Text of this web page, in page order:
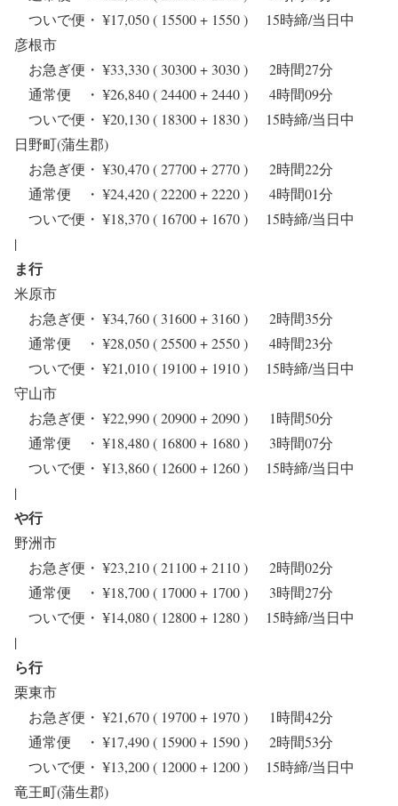
ついで便・ ¥17,050 ( 15500 + 1550 ) 15時締/当日中
彦根市
お急ぎ便・ ¥33,330 ( 30300 + 3030 ) 2時間27分
通常便 ・ ¥26,840 ( 24400 + 2440 ) 4時間09分
ついで便・ ¥20,130 ( 18300 + 1830 ) 15時締/当日中
日野町(蒲生郡)
お急ぎ便・ ¥30,470 ( 27700 + 2770 ) 2時間22分
通常便 ・ ¥24,420 ( 22200 + 2220 ) 4時間01分
ついで便・ ¥18,370 ( 16700 + 1670 ) 15時締/当日中
|
ま行
米原市
お急ぎ便・ ¥34,760 ( 31600 + 3160 ) 2時間35分
通常便 ・ ¥28,050 ( 25500 + 2550 ) 4時間23分
ついで便・ ¥21,010 ( 19100 + 1910 ) 15時締/当日中
守山市
お急ぎ便・ ¥22,990 ( 20900 + 2090 ) 1時間50分
通常便 ・ ¥18,480 ( 16800 + 1680 ) 3時間07分
ついで便・ ¥13,860 ( 12600 + 1260 ) 15時締/当日中
|
や行
野洲市
お急ぎ便・ ¥23,210 ( 21100 + 2110 ) 2時間02分
通常便 ・ ¥18,700 ( 17000 + 1700 ) 3時間27分
ついで便・ ¥14,080 ( 12800 + 1280 ) 15時締/当日中
|
ら行
栗東市
お急ぎ便・ ¥21,670 ( 19700 + 1970 ) 1時間42分
通常便 ・ ¥17,490 ( 15900 + 1590 ) 2時間53分
ついで便・ ¥13,200 ( 12000 + 1200 ) 15時締/当日中
竜王町(蒲生郡)